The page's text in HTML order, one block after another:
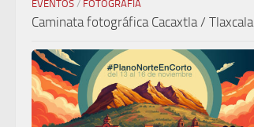
EVENTOS / FOTOGRAFÍA
Caminata fotográfica Cacaxtla / Tlaxcala